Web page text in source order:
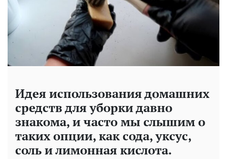
Идея использования домашних
средств для уборки давно
знакома, и часто мы слышим о
таких опции, как сода, уксус,
соль и лимонная кислота.